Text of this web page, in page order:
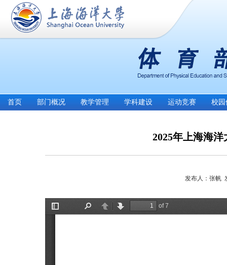
首页 部门概况 教学管理 学科建设 运动竞赛 校园
2025年上海海
发布人：张帆